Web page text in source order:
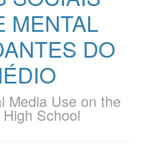
MENTAL
DO
Media Use on the
School